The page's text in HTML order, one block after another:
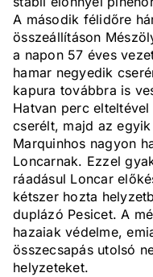
A második félidőre
összeállításon
a napon 57 éves
hamar negyedik
kapura továbbra is
Hatvan perc
cserélt, majd az
Marquinhos nagyon
Loncarnak. Ezzel
ráadásul Loncar
kétszer hozta
duplázó Pesicet. A
hazaiak védelme,
összecsapás utolsó
helyzeteket.